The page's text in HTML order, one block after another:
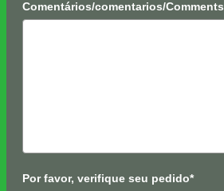
Comentários/comentarios/Comments
Por favor, verifique seu pedido*